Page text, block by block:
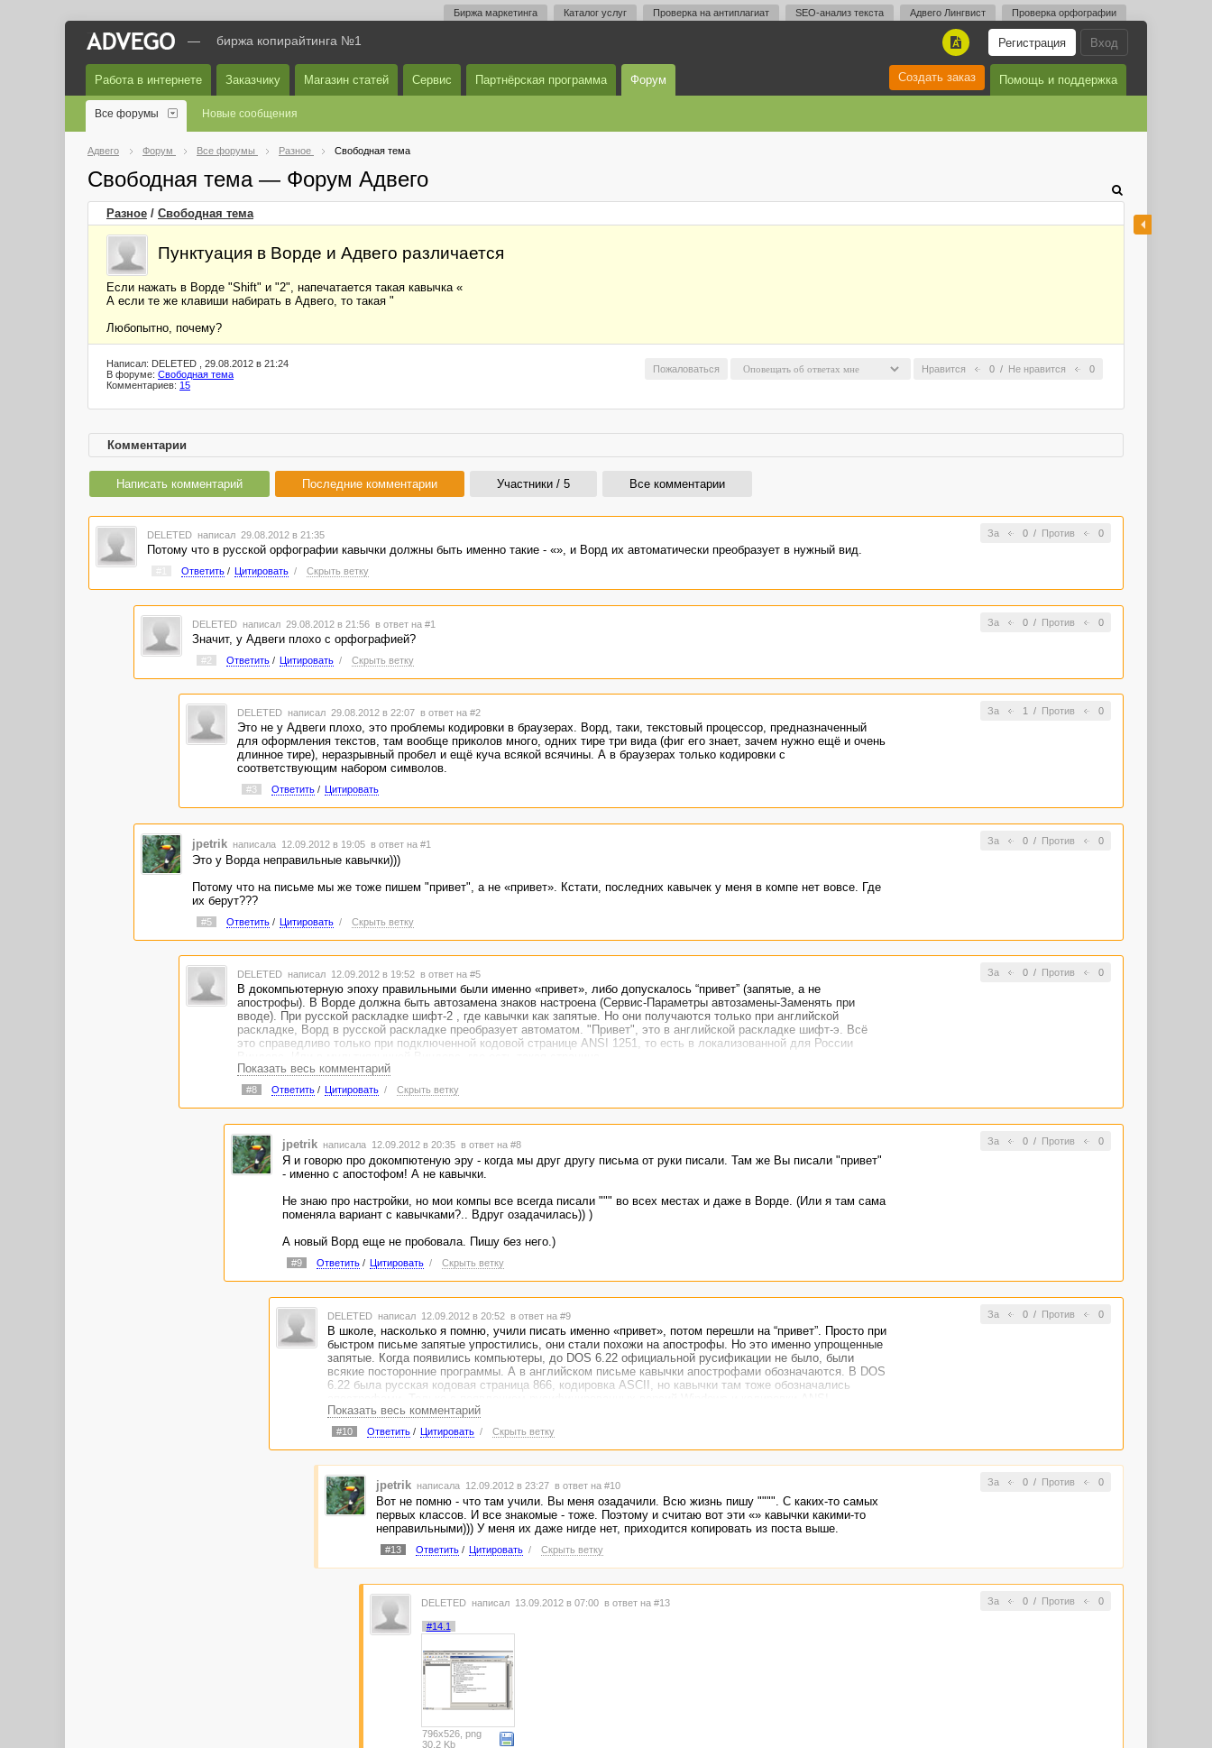
Биржа маркетинга Каталог услуг Проверка на антиплагиат SEO-анализ текста Адвего Лингвист Проверка орфографии
Вход
Регистрация
A
— биржа копирайтинга №1
Работа в интернете Заказчику Магазин статей Сервис Партнёрская программа Форум Помощь и поддержка
Создать заказ
Все форумы Новые сообщения
Адвего Форум Все форумы Разное Свободная тема
Свободная тема — Форум Адвего
Разное / Свободная тема
Пунктуация в Ворде и Адвего различается
Если нажать в Ворде "Shift" и "2", напечатается такая кавычка «
А если те же клавиши набирать в Адвего, то такая "
Любопытно, почему?
Нравится 0 / Не нравится 0
Пожаловаться
Написал: DELETED , 29.08.2012 в 21:24
В форуме: Свободная тема
Комментариев: 15
Комментарии
Написать комментарий Последние комментарии Участники / 5 Все комментарии
За 0/ Против 0
DELETED написал 29.08.2012 в 21:35
Потому что в русской орфографии кавычки должны быть именно такие - «», и Ворд их автоматически преобразует в нужный вид.
Ответить/ Цитировать / Скрыть ветку
За 0/ Против 0
DELETED написал 29.08.2012 в 21:56 в ответ на #1
Значит, у Адвеги плохо с орфографией?
#2 Ответить/ Цитировать / Скрыть ветку
За 1 / Против 0
DELETED написал 29.08.2012 в 22:07 в ответ на #2
Это не у Адвеги плохо, это проблемы кодировки в браузерах. Ворд, таки, текстовый процессор, предназначенный
для оформления текстов, там вообще приколов много, одних тире три вида (фиг его знает, зачем нужно ещё и очень
длинное тире), неразрывный пробел и ещё куча всякой всячины. А в браузерах только кодировки с
соответствующим набором символов.
#3 Ответить/ Цитировать
За 0/ Против 0
jpetrik написала 12.09.2012 в 19:05 в ответ на #1
Это у Ворда неправильные кавычки)))
Потому что на письме мы же тоже пишем "привет", а не «привет». Кстати, последних кавычек у меня в компе нет вовсе. Где
их берут???
#5 Ответить/ Цитировать / Скрыть ветку
За 0/ Против 0
DELETED написал 12.09.2012 в 19:52 в ответ на #5
В докомпьютерную эпоху правильными были именно «привет», либо допускалось “привет” (запятые, а не
апострофы). В Ворде должна быть автозамена знаков настроена (Сервис-Параметры автозамены-Заменять при
вводе). При русской раскладке шифт-2 , где кавычки как запятые. Но они получаются только при английской
раскладке, Ворд в русской раскладке преобразует автоматом. "Привет", это в английской раскладке шифт-э. Всё
это справедливо только при подключенной кодовой странице ANSI 1251, то есть в локализованной для России
Ворд настроен как раз по параметрам русского языка, на «привет».
Показать весь комментарий
#8 Ответить/ Цитировать / Скрыть ветку
За 0/ Против 0
jpetrik написала 12.09.2012 в 20:35 в ответ на #8
Я и говорю про докомпютеную эру - когда мы друг другу письма от руки писали. Там же Вы писали "привет"
- именно с апостофом! А не кавычки.
Не знаю про настройки, но мои компы все всегда писали """ во всех местах и даже в Ворде. (Или я там сама
поменяла вариант с кавычками?.. Вдруг озадачилась)) )
А новый Ворд еще не пробовала. Пишу без него.)
#9 Ответить/ Цитировать / Скрыть ветку
За 0/ Против 0
DELETED написал 12.09.2012 в 20:52 в ответ на #9
В школе, насколько я помню, учили писать именно «привет», потом перешли на “привет”. Просто при
быстром письме запятые упростились, они стали похожи на апострофы. Но это именно упрощенные
запятые. Когда появились компьютеры, до DOS 6.22 официальной русификации не было, были
всякие посторонние программы. А в английском письме кавычки апострофами обозначаются. В DOS
6.22 была русская кодовая страница 866, кодировка ASCII, но кавычки там тоже обозначались
появились русские кавычки. В 95-м Ворде и под Виндовс-95 всё это уже точно было. Но, вроде бы
было уже и в 6-м Ворде, я с ним не работал, начал с 95-го.
Если у Вас не Виндовс или не установлена кодовая страница 1251, то этих символов может и не
быть.
Показать весь комментарий
#10 Ответить/ Цитировать / Скрыть ветку
За 0/ Против 0
jpetrik написала 12.09.2012 в 23:27 в ответ на #10
Вот не помню - что там учили. Вы меня озадачили. Всю жизнь пишу """". С каких-то самых
первых классов. И все знакомые - тоже. Поэтому и считаю вот эти «» кавычки какими-то
неправильными))) У меня их даже нигде нет, приходится копировать из поста выше.
#13 Ответить/ Цитировать / Скрыть ветку
За 0/ Против 0
DELETED написал 13.09.2012 в 07:00 в ответ на #13
#14.1
796x526, png
30.2 Kb